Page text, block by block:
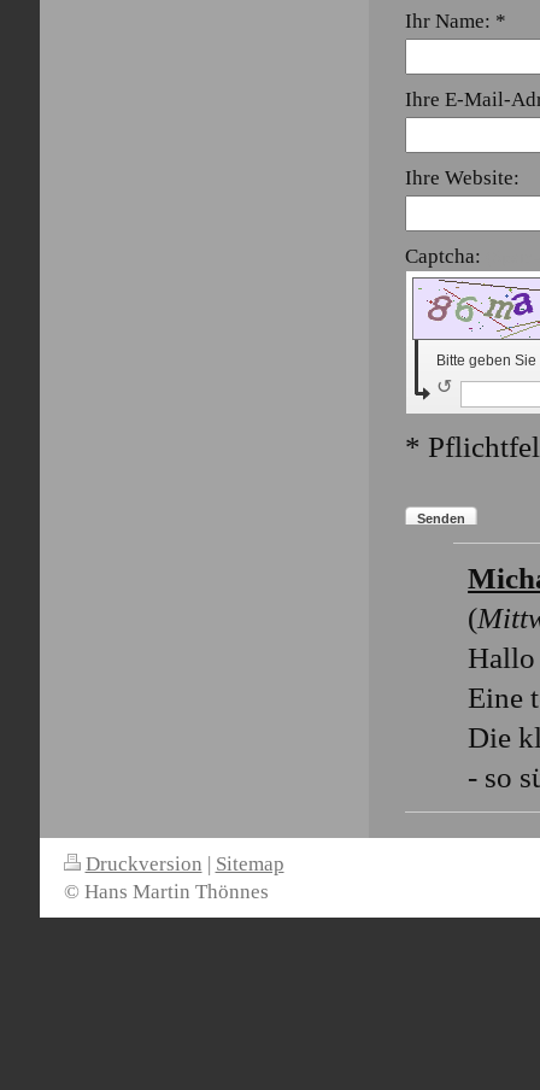
Ihr Name: *
Ihre E-Mail-
Ihre Website:
Captcha:
Bitte geben
↺
*
Senden
(
Eine
Die
- so
Druckversion | Sitemap
© Hans Martin Thönnes